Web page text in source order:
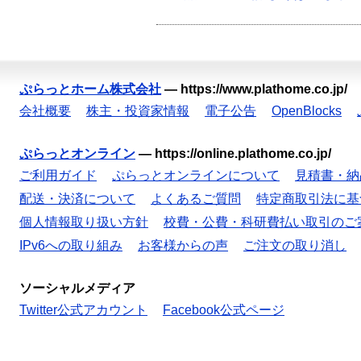
ぷらっとホーム株式会社 — https://www.plathome.co.jp/
会社概要
株主・投資家情報 電子公告 OpenBlocks
ぷらっとオンライン — https://online.plathome.co.jp/
ご利用ガイド
ぷらっとオンラインについて
見積書・
配送・決済について
よくあるご質問
特定商取引法に
個人情報取り扱い方針
校費・公費・科研費払い取引のご
IPv6への取り組み
お客様からの声 ご注文の取り消し
ソーシャルメディア
Twitter公式アカウント
Facebook公式ページ